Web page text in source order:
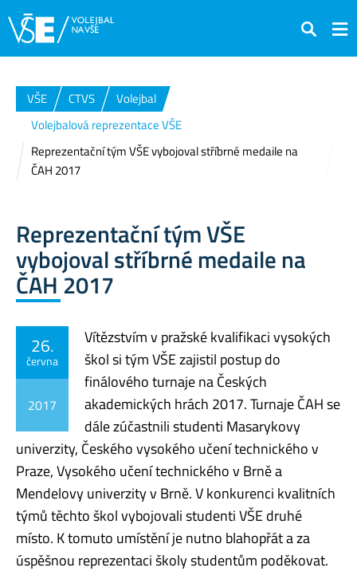
Hledat
VŠE CTVS
Volejbal
Volejbalová reprezentace VŠE
Reprezentační tým VŠE vybojoval stříbrné medaile na
ČAH 2017
Reprezentační tým VŠE
vybojoval stříbrné medaile na
ČAH 2017
26.
června
2017
Vítězstvím v pražské kvalifikaci vysokých
škol si tým VŠE zajistil postup do
finálového turnaje na Českých
akademických hrách 2017. Turnaje ČAH se
dále zúčastnili studenti Masarykovy
univerzity, Českého vysokého učení technického v
Praze, Vysokého učení technického v Brně a
Mendelovy univerzity v Brně. V konkurenci kvalitních
týmů těchto škol vybojovali studenti VŠE druhé
místo. K tomuto umístění je nutno blahopřát a za
úspěšnou reprezentaci školy studentům poděkovat.